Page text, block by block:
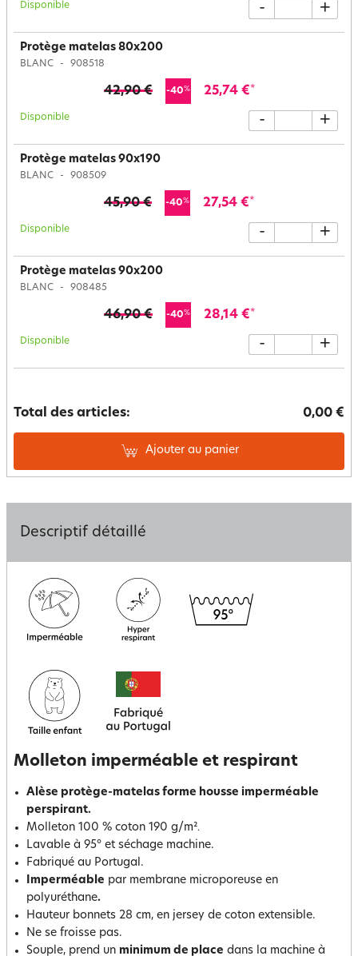
Disponible - +
Protège matelas 80x200
BLANC 908518
42,90 € -40% 25,74 €*
Disponible - +
Protège matelas 90x190
BLANC 908509
45,90 € -40% 27,54 €*
Disponible - +
Protège matelas 90x200
BLANC 908485
46,90 € -40% 28,14 €*
Disponible - +
Total des articles: 0,00 €
Ajouter au panier
Descriptif détaillé
Molleton imperméable et respirant
Alèse protège-matelas forme housse imperméable
perspirant.
Molleton 100 % coton 190 g/m².
Lavable à 95° et séchage machine.
Fabriqué au Portugal.
Imperméable par membrane microporeuse en
polyuréthane.
Hauteur bonnets 28 cm, en jersey de coton extensible.
Ne se froisse pas.
Souple, prend un minimum de place dans la machine à